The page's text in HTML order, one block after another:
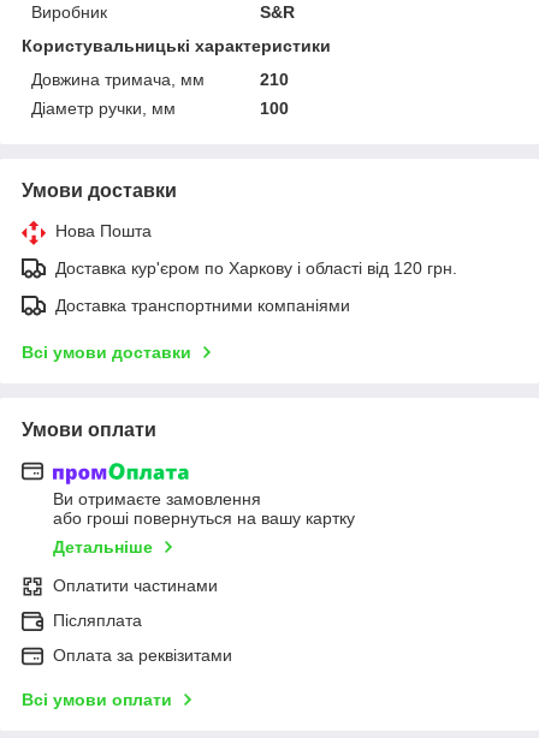
Виробник
S&R
Користувальницькі характеристики
Довжина тримача, мм
210
Діаметр ручки, мм
100
Умови доставки
Нова Пошта
Доставка кур'єром по Харкову і області від 120 грн.
Доставка транспортними компаніями
Всі умови доставки
Умови оплати
Ви отримаєте замовлення
або гроші повернуться на вашу картку
Детальніше
Оплатити частинами
Післяплата
Оплата за реквізитами
Всі умови оплати